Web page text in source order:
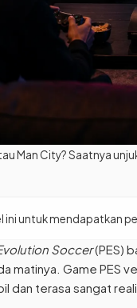
Man City? Saatnya
ini untuk mendapatkan
Soccer(PES)
matinya. Game PES
dan terasa sangat